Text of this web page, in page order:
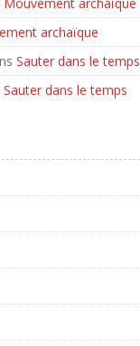
archaïque
Sauter dans le temps
Sauter dans le temps